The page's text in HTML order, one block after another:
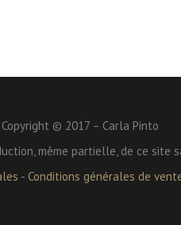
Copyright © 2017 – Carla Pinto
même partielle, de ce
- Conditions générales de